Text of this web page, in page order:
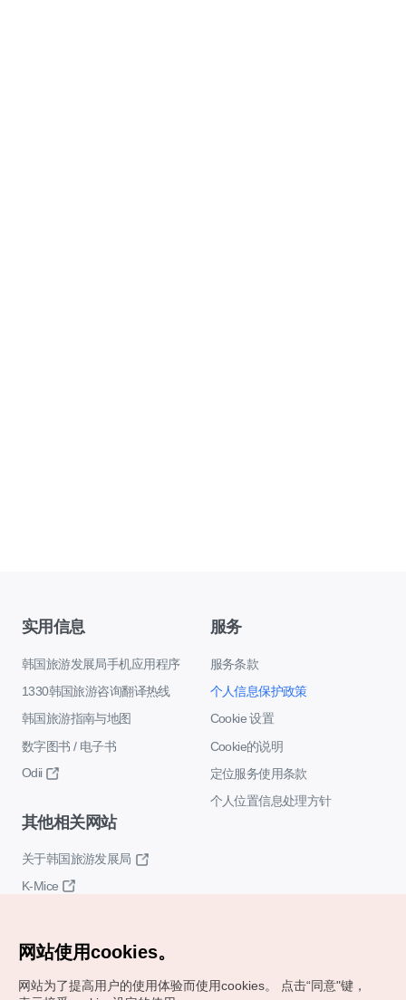
实用信息
韩国旅游发展局手机应用程序
1330韩国旅游咨询翻译热线
韩国旅游指南与地图
数字图书 / 电子书
Odii
服务
服务条款
个人信息保护政策
Cookie 设置
Cookie的说明
定位服务使用条款
个人位置信息处理方针
其他相关网站
关于韩国旅游发展局
K-Mice
网站使用cookies。
网站为了提高用户的使用体验而使用cookies。
点击“同意"键，